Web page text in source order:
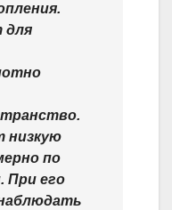
для
низкую
по
При его